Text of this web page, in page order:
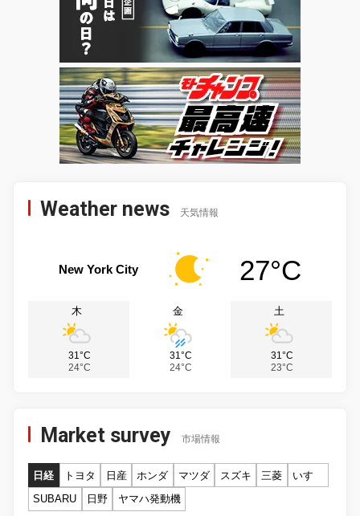
Weather news 天気情報
New York City 27°C
木
31°C
24°C
金
31°C
24°C
土
31°C
23°C
Market survey 市場情報
日経 トヨタ 日産 ホンダ マツダ スズキ 三菱
いすゞ
SUBARU
日野 ヤマハ発動機